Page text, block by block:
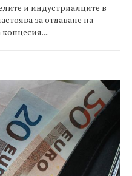
и индустриалците в
за отдаване на